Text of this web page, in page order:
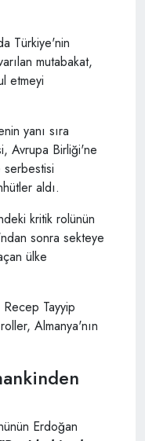
Türkiye'nin
mutabakat,
etmeyi
yanı sıra
Avrupa Birliği'ne
aldı.
kritik rolünün
sonra sekteye
ülke
Recep Tayyip
Almanya'nın
Erdoğan